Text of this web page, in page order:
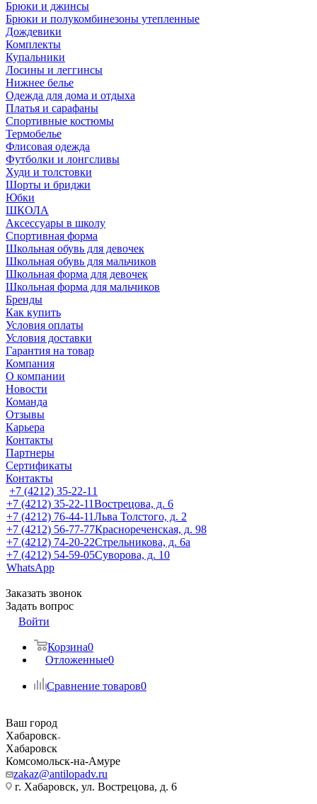
Брюки и джинсы
Брюки и полукомбинезоны утепленные
Дождевики
Комплекты
Купальники
Лосины и леггинсы
Нижнее белье
Одежда для дома и отдыха
Платья и сарафаны
Спортивные костюмы
Термобелье
Флисовая одежда
Футболки и лонгсливы
Худи и толстовки
Шорты и бриджи
Юбки
ШКОЛА
Аксессуары в школу
Спортивная форма
Школьная обувь для девочек
Школьная обувь для мальчиков
Школьная форма для девочек
Школьная форма для мальчиков
Бренды
Как купить
Условия оплаты
Условия доставки
Гарантия на товар
Компания
О компании
Новости
Команда
Отзывы
Карьера
Контакты
Партнеры
Сертификаты
Контакты
+7 (4212) 35-22-11
+7 (4212) 35-22-11Вострецова, д. 6
+7 (4212) 76-44-11Льва Толстого, д. 2
+7 (4212) 56-77-77Краснореченская, д. 98
+7 (4212) 74-20-22Стрельникова, д. 6а
+7 (4212) 54-59-05Суворова, д. 10
WhatsApp
Заказать звонок
Задать вопрос
Войти
Корзина0
Отложенные0
Сравнение товаров0
Ваш город
Хабаровск
Хабаровск
Комсомольск-на-Амуре
zakaz@antilopadv.ru
г. Хабаровск, ул. Вострецова, д. 6